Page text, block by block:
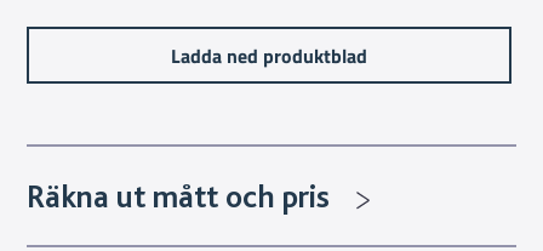
Ladda ned produktblad
Räkna ut mått och pris